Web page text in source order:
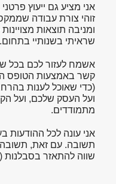
אני מציע גם ייעוץ
זוהי צורת עבודה
ומניבה תוצאות
שראיתי בשנותיי בתחום.
אשמח לעזור לכם בכל
קשר באמצעות הטופס
(כדי שאוכל לענות
ועל העסק שלכם, ועל
מתמודדים.
אני עונה לכל ההודעות
תשובה. עם זאת,
שווה להתאזר בסבלנות